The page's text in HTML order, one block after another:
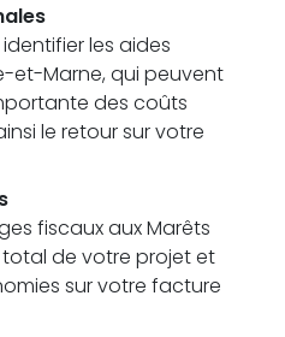
les aides
et-Marne, qui peuvent
des coûts
le retour sur votre
fiscaux aux Marêts
de votre projet et
sur votre facture